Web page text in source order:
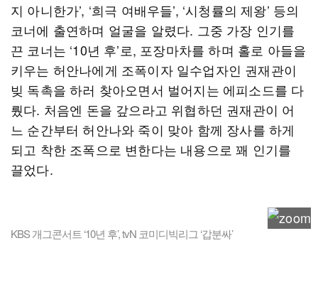
지 아니한가’, ‘희극 여배우들’, ‘시청률의 제왕’ 등의
코너에 출연하며 얼굴을 알렸다. 그중 가장 인기를
끈 코너는 ‘10년 후’로, 포장마차를 하며 홀로 아들을
키우는 허안나에게 조폭이자 일수업자인 권재관이
빚 독촉을 하러 찾아오면서 벌어지는 에피소드를 다
뤘다. 처음엔 돈을 갚으라고 위협하던 권재관이 어
느 순간부터 허안나와 죽이 맞아 함께 장사를 하게
되고 착한 조폭으로 변한다는 내용으로 꽤 인기를
끌었다.
KBS 개그콘서트 ‘10년 후’, tvN 코미디빅리그 ‘갑분싸’